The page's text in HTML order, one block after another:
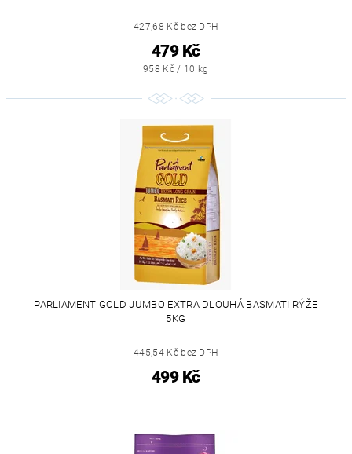
427,68 Kč bez DPH
479 Kč
958 Kč / 10 kg
PARLIAMENT GOLD JUMBO EXTRA DLOUHÁ BASMATI RÝŽE
5KG
445,54 Kč bez DPH
499 Kč